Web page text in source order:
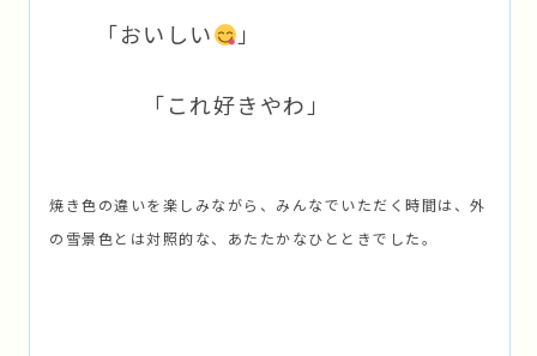
「おいしい 」
「これ好きやわ」
焼き色の違いを楽しみながら、みんなでいただく時間は、外
の雪景色とは対照的な、あたたかなひとときでした。